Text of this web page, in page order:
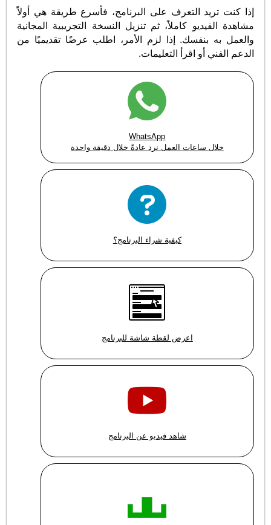
إذا كنت تريد التعرف على البرنامج، فأسرع طريقة هي أولاً
مشاهدة الفيديو كاملاً، ثم تنزيل النسخة التجريبية المجانية
والعمل به بنفسك. إذا لزم الأمر، اطلب عرضًا تقديميًا من
الدعم الفني أو اقرأ التعليمات.
WhatsApp
خلال ساعات العمل نرد عادةً خلال دقيقة واحدة
كيفية شراء البرنامج؟
اعرض لقطة شاشة للبرنامج
شاهد فيديو عن البرنامج